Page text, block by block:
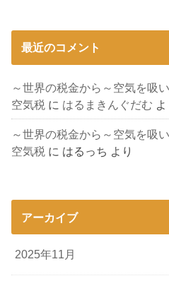
最近のコメント
～世界の税金から～空気を吸
空気税 に はるまきんぐだむ よ
～世界の税金から～空気を吸
空気税 に はるっち より
アーカイブ
2025年11月